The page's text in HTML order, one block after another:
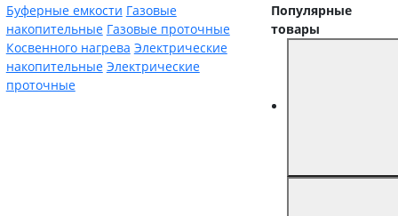
Буферные емкости Газовые
накопительные Газовые проточные
Косвенного нагрева Электрические
накопительные Электрические
проточные
Популярные
товары